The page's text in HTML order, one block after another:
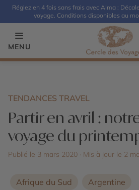
Réglez en 4 fois sans frais avec Alma :
voyage. Conditions disponibles au
MENU
TENDANCES TRAVEL
Partir en avril :
voyage du
Publié le 3 mars 2020 · Mis à jour le 2
Afrique du Sud
Argentine